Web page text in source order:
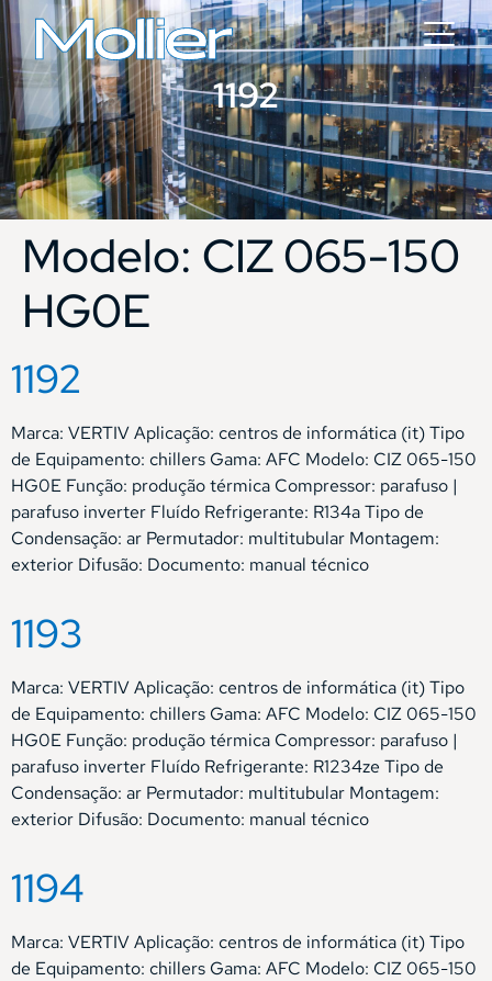
1192
Modelo: CIZ 065-150
HG0E
1192
Marca: VERTIV Aplicação: centros de informática (it) Tipo
de Equipamento: chillers Gama: AFC Modelo: CIZ 065-150
HG0E Função: produção térmica Compressor: parafuso |
parafuso inverter Fluído Refrigerante: R134a Tipo de
Condensação: ar Permutador: multitubular Montagem:
exterior Difusão: Documento: manual técnico
1193
Marca: VERTIV Aplicação: centros de informática (it) Tipo
de Equipamento: chillers Gama: AFC Modelo: CIZ 065-150
HG0E Função: produção térmica Compressor: parafuso |
parafuso inverter Fluído Refrigerante: R1234ze Tipo de
Condensação: ar Permutador: multitubular Montagem:
exterior Difusão: Documento: manual técnico
1194
Marca: VERTIV Aplicação: centros de informática (it) Tipo
de Equipamento: chillers Gama: AFC Modelo: CIZ 065-150